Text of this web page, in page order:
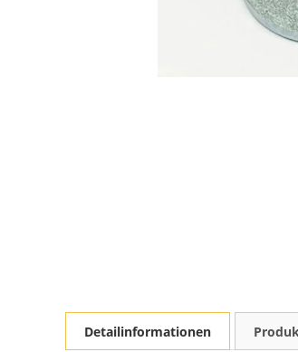
Detailinformationen